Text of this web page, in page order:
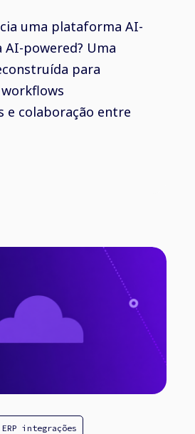
uma plataforma AI-
AI-powered? Uma
para
e colaboração entre
ERP integrações